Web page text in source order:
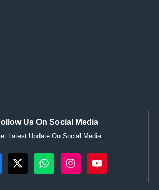
Us On Social Media
Latest Update On Social Media